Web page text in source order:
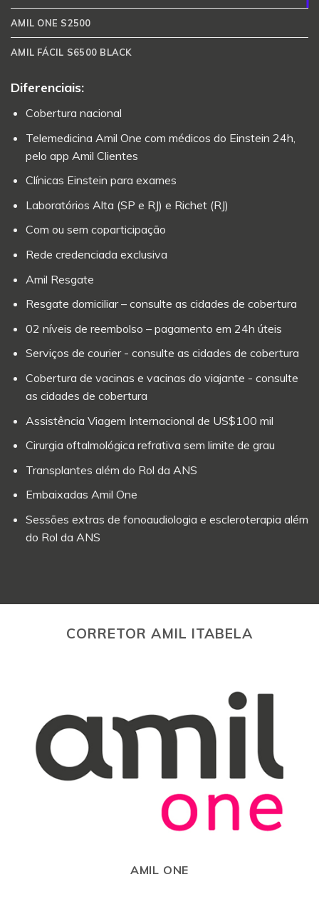
AMIL ONE S2500
AMIL FÁCIL S6500 BLACK
Diferenciais:
Cobertura nacional
Telemedicina Amil One com médicos do Einstein 24h,
pelo app Amil Clientes
Clínicas Einstein para exames
Laboratórios Alta (SP e RJ) e Richet (RJ)
Com ou sem coparticipação
Rede credenciada exclusiva
Amil Resgate
Resgate domiciliar – consulte as cidades de cobertura
02 níveis de reembolso – pagamento em 24h úteis
Serviços de courier - consulte as cidades de cobertura
Cobertura de vacinas e vacinas do viajante - consulte
as cidades de cobertura
Assistência Viagem Internacional de US$100 mil
Cirurgia oftalmológica refrativa sem limite de grau
Transplantes além do Rol da ANS
Embaixadas Amil One
Sessões extras de fonoaudiologia e escleroterapia além
do Rol da ANS
CORRETOR AMIL ITABELA
AMIL ONE